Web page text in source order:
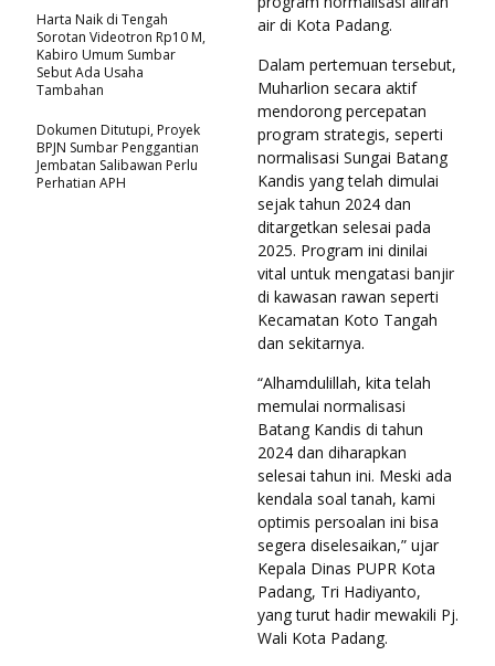
air di Kota Padang.
Dalam pertemuan tersebut,
Muharlion secara aktif
mendorong percepatan
program strategis, seperti
normalisasi Sungai Batang
Kandis yang telah dimulai
sejak tahun 2024 dan
ditargetkan selesai pada
2025. Program ini dinilai
vital untuk mengatasi banjir
di kawasan rawan seperti
Kecamatan Koto Tangah
dan sekitarnya.
“Alhamdulillah, kita telah
memulai normalisasi
Batang Kandis di tahun
2024 dan diharapkan
selesai tahun ini. Meski ada
kendala soal tanah, kami
optimis persoalan ini bisa
segera diselesaikan,” ujar
Kepala Dinas PUPR Kota
Padang, Tri Hadiyanto,
yang turut hadir mewakili Pj.
Wali Kota Padang.
Harta Naik di Tengah
Sorotan Videotron Rp10 M,
Kabiro Umum Sumbar
Sebut Ada Usaha
Tambahan
Dokumen Ditutupi, Proyek
BPJN Sumbar Penggantian
Jembatan Salibawan Perlu
Perhatian APH